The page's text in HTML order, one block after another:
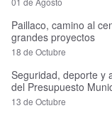
Paillaco, camino al
grandes proyectos
18 de Octubre
Seguridad, deporte y
del Presupuesto
13 de Octubre